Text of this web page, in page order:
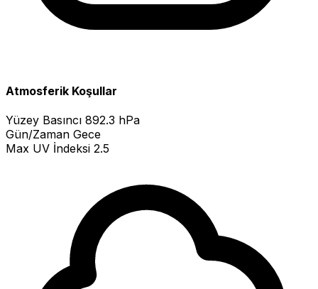
Atmosferik Koşullar
Yüzey Basıncı 892.3 hPa
Gün/Zaman Gece
Max UV İndeksi 2.5